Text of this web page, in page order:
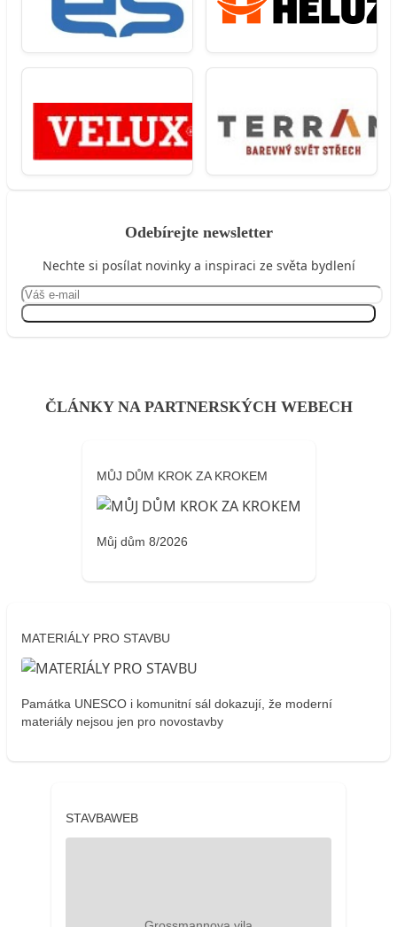
Odebírejte newsletter
Nechte si posílat novinky a inspiraci ze světa bydlení
ČLÁNKY NA PARTNERSKÝCH WEBECH
MŮJ DŮM KROK ZA KROKEM
Můj dům 8/2026
MATERIÁLY PRO STAVBU
Památka UNESCO i komunitní sál dokazují, že moderní
materiály nejsou jen pro novostavby
STAVBAWEB